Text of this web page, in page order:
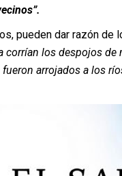
pueden dar razón de
corrían los despojos de
arrojados a los